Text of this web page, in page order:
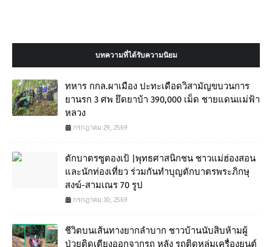
บทความที่ได้รับความนิยม
ทหาร กกล.ผาเมือง ปะทะเดือดวิสามัญขบวนการ
ยานรก 3 ศพ ยึดยาบ้า 390,000 เม็ด ชายแดนแม่ฟ้า
หลวง
กรกฎาคม 29, 2569
ตักบาตรซูตองเป้ |พุทธศาสนิกชน ชาวแม่ฮ่องสอน
และนักท่องเที่ยว ร่วมกันทำบุญตักบาตรพระภิกษุ
สงฆ์-สามเณร 70 รูป
กรกฎาคม 30, 2569
ชีวิตบนเส้นทางยากลำบาก ชาวบ้านนับสิบห้ามผู้
ป่วยติดเตียงออกจากรถ หลัง รถติดหล่มเครื่องยนต์